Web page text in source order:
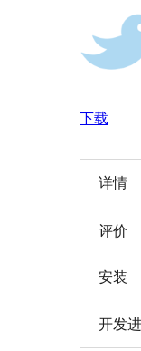
下载
详情
评价
安装
开发